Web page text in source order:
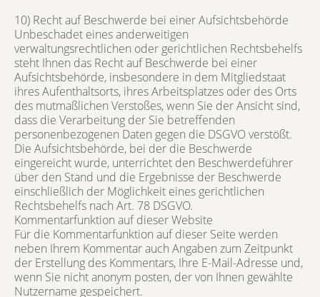
10) Recht auf Beschwerde bei einer Aufsichtsbehörde
Unbeschadet eines anderweitigen
verwaltungsrechtlichen oder gerichtlichen Rechtsbehelfs
steht Ihnen das Recht auf Beschwerde bei einer
Aufsichtsbehörde, insbesondere in dem Mitgliedstaat
ihres Aufenthaltsorts, ihres Arbeitsplatzes oder des Orts
des mutmaßlichen Verstoßes, wenn Sie der Ansicht sind,
dass die Verarbeitung der Sie betreffenden
personenbezogenen Daten gegen die DSGVO verstößt.
Die Aufsichtsbehörde, bei der die Beschwerde
eingereicht wurde, unterrichtet den Beschwerdeführer
über den Stand und die Ergebnisse der Beschwerde
einschließlich der Möglichkeit eines gerichtlichen
Rechtsbehelfs nach Art. 78 DSGVO.
Kommentarfunktion auf dieser Website
Für die Kommentarfunktion auf dieser Seite werden
neben Ihrem Kommentar auch Angaben zum Zeitpunkt
der Erstellung des Kommentars, Ihre E-Mail-Adresse und,
wenn Sie nicht anonym posten, der von Ihnen gewählte
Nutzername gespeichert.